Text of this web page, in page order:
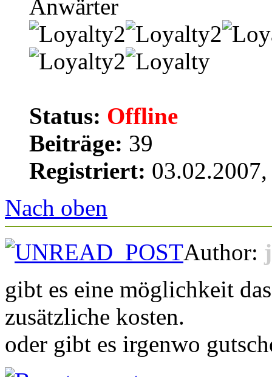
Anwärter
Status: Offline
Beiträge: 39
Registriert:
Nach oben
Author:
gibt es eine möglichkeit
zusätzliche kosten.
oder gibt es irgenwo